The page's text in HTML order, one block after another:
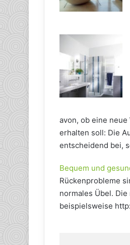
avon, ob eine
erhalten soll: Die
entscheidend bei,
Bequem und
Rückenprobleme
normales Übel.
beispielsweise